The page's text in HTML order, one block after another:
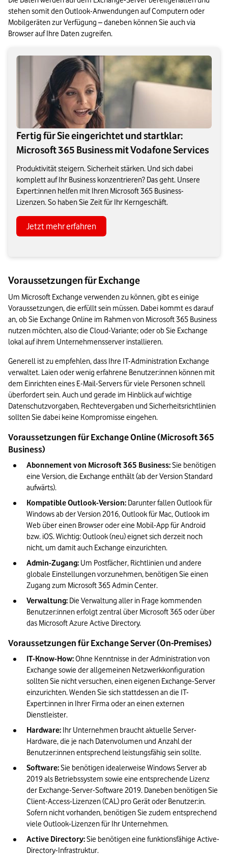
stehen somit den Outlook-Anwendungen auf Computern oder
Mobilgeräten zur Verfügung – daneben können Sie auch via
Browser auf Ihre Daten zugreifen.
Fertig für Sie eingerichtet und startklar:
Microsoft 365 Business mit Vodafone Services
Produktivität steigern. Sicherheit stärken. Und sich dabei
komplett auf Ihr Business konzentrieren? Das geht. Unsere
Expert:innen helfen mit Ihren Microsoft 365 Business-
Lizenzen. So haben Sie Zeit für Ihr Kerngeschäft.
Jetzt mehr erfahren
Voraussetzungen für Exchange
Um Microsoft Exchange verwenden zu können, gibt es einige
Voraussetzungen, die erfüllt sein müssen. Dabei kommt es darauf
an, ob Sie Exchange Online im Rahmen von Microsoft 365 Business
nutzen möchten, also die Cloud-Variante; oder ob Sie Exchange
lokal auf ihrem Unternehmensserver installieren.
Generell ist zu empfehlen, dass Ihre IT-Administration Exchange
verwaltet. Laien oder wenig erfahrene Benutzer:innen können mit
dem Einrichten eines E-Mail-Servers für viele Personen schnell
überfordert sein. Auch und gerade im Hinblick auf wichtige
Datenschutzvorgaben, Rechtevergaben und Sicherheitsrichtlinien
sollten Sie dabei keine Kompromisse eingehen.
Voraussetzungen für Exchange Online (Microsoft 365
Business)
Abonnement von Microsoft 365 Business: Sie benötigen
eine Version, die Exchange enthält (ab der Version Standard
aufwärts).
Kompatible Outlook-Version: Darunter fallen Outlook für
Windows ab der Version 2016, Outlook für Mac, Outlook im
Web über einen Browser oder eine Mobil-App für Android
bzw. iOS. Wichtig: Outlook (neu) eignet sich derzeit noch
nicht, um damit auch Exchange einzurichten.
Admin-Zugang: Um Postfächer, Richtlinien und andere
globale Einstellungen vorzunehmen, benötigen Sie einen
Zugang zum Microsoft 365 Admin Center.
Verwaltung: Die Verwaltung aller in Frage kommenden
Benutzer:innen erfolgt zentral über Microsoft 365 oder über
das Microsoft Azure Active Directory.
Voraussetzungen für Exchange Server (On-Premises)
IT-Know-How: Ohne Kenntnisse in der Administration von
Exchange sowie der allgemeinen Netzwerkkonfiguration
sollten Sie nicht versuchen, einen eigenen Exchange-Server
einzurichten. Wenden Sie sich stattdessen an die IT-
Expert:innen in Ihrer Firma oder an einen externen
Dienstleister.
Hardware: Ihr Unternehmen braucht aktuelle Server-
Hardware, die je nach Datenvolumen und Anzahl der
Benutzer:innen entsprechend leistungsfähig sein sollte.
Software: Sie benötigen idealerweise Windows Server ab
2019 als Betriebssystem sowie eine entsprechende Lizenz
der Exchange-Server-Software 2019. Daneben benötigen Sie
Client-Access-Lizenzen (CAL) pro Gerät oder Benutzer:in.
Sofern nicht vorhanden, benötigen Sie zudem entsprechend
viele Outlook-Lizenzen für Ihr Unternehmen.
Active Directory: Sie benötigen eine funktionsfähige Active-
Directory-Infrastruktur.